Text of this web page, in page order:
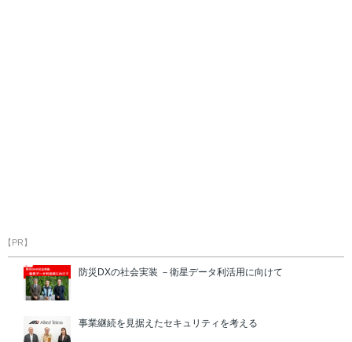
【PR】
防災DXの社会実装 －衛星データ利活用に向けて
事業継続を見据えたセキュリティを考える